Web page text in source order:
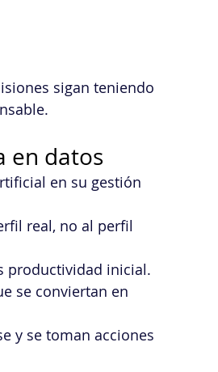
sigan teniendo
en datos
en su gestión
real, no al perfil
productividad inicial.
se conviertan en
y se toman acciones